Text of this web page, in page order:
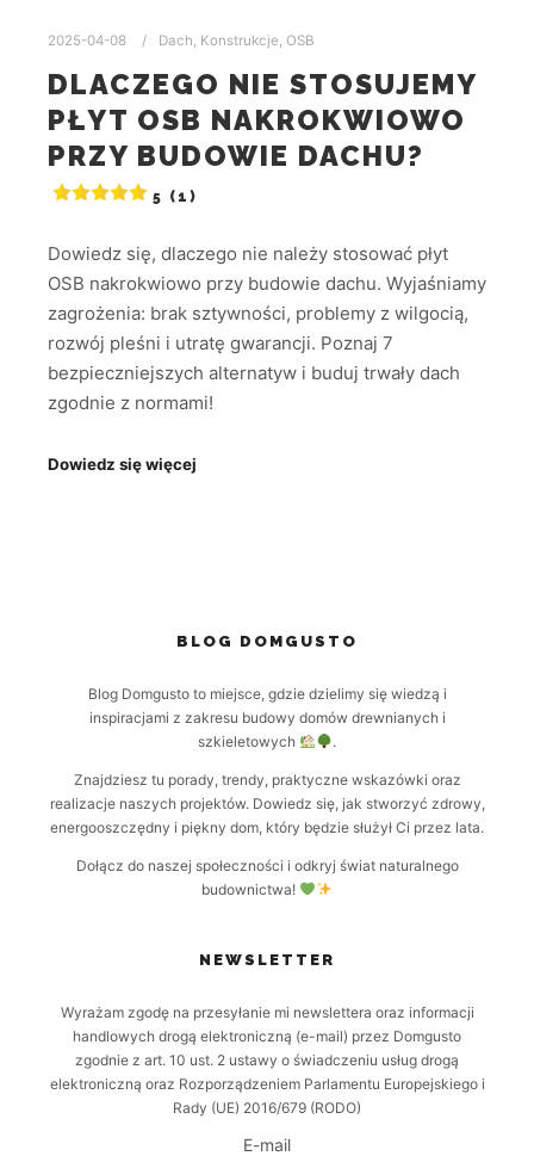
2025-04-08 Dach, Konstrukcje, OSB
DLACZEGO NIE STOSUJEMY
PŁYT OSB NAKROKWIOWO
PRZY BUDOWIE DACHU?
5 (1)
Dowiedz się, dlaczego nie należy stosować płyt
OSB nakrokwiowo przy budowie dachu. Wyjaśniamy
zagrożenia: brak sztywności, problemy z wilgocią,
rozwój pleśni i utratę gwarancji. Poznaj 7
bezpieczniejszych alternatyw i buduj trwały dach
zgodnie z normami!
Dowiedz się więcej
BLOG DOMGUSTO
Blog Domgusto to miejsce, gdzie dzielimy się wiedzą i
inspiracjami z zakresu budowy domów drewnianych i
szkieletowych
.
Znajdziesz tu porady, trendy, praktyczne wskazówki oraz
realizacje naszych projektów. Dowiedz się, jak stworzyć zdrowy,
energooszczędny i piękny dom, który będzie służył Ci przez lata.
Dołącz do naszej społeczności i odkryj świat naturalnego
budownictwa!
NEWSLETTER
Wyrażam zgodę na przesyłanie mi newslettera oraz informacji
handlowych drogą elektroniczną (e-mail) przez Domgusto
zgodnie z art. 10 ust. 2 ustawy o świadczeniu usług drogą
elektroniczną oraz Rozporządzeniem Parlamentu Europejskiego i
Rady (UE) 2016/679 (RODO)
E-mail